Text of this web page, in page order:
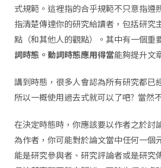
式規範。這裡指的合乎規範不只意指遵
指清楚傳達你的研究給讀者，包括研究
點（和其他人的觀點）。其中有一個重
詞時態。動詞時態應用得當能夠提升文
講到時態，很多人會認為所有研究都已
所以一概使用過去式就可以了吧? 當然
在決定時態時，你應該要以作者之於討
為作者，你可能對於論文當中任何一個
能是研究參與者、研究評論者或是研究